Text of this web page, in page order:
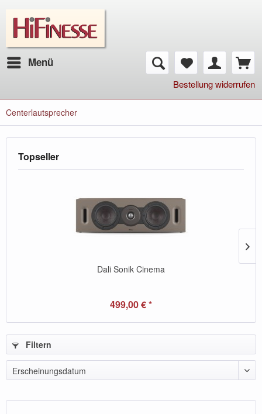
Menü
Bestellung widerrufen
Centerlautsprecher
Topseller
Dali Sonik Cinema
499,00 € *
Filtern
Erscheinungsdatum